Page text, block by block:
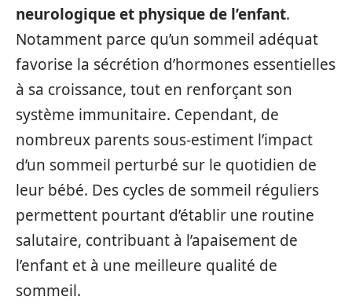
neurologique et physique de l’enfant.
Notamment parce qu’un sommeil adéquat
favorise la sécrétion d’hormones essentielles
à sa croissance, tout en renforçant son
système immunitaire. Cependant, de
nombreux parents sous-estiment l’impact
d’un sommeil perturbé sur le quotidien de
leur bébé. Des cycles de sommeil réguliers
permettent pourtant d’établir une routine
salutaire, contribuant à l’apaisement de
l’enfant et à une meilleure qualité de
sommeil.